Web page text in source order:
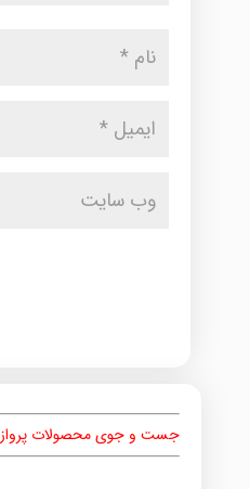
جست و جوی محصولات پرواز